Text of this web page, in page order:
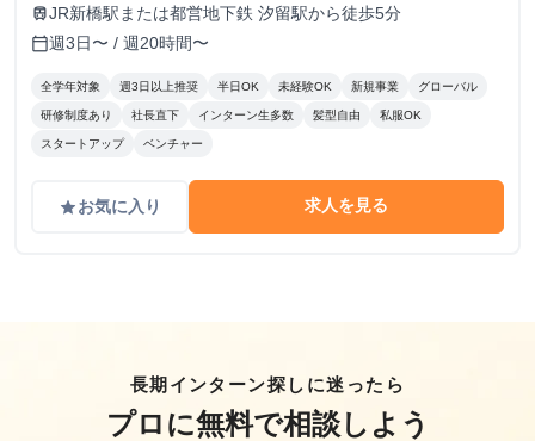
trainJR新橋駅または都営地下鉄 汐留駅から徒歩5分
calendar_today週3日〜 / 週20時間〜
全学年対象 週3日以上推奨 半日OK 未経験OK 新規事業 グローバル
研修制度あり 社長直下 インターン生多数 髪型自由 私服OK
スタートアップ ベンチャー
gradeお気に入り 求人を見る
長期インターン探しに迷ったら
プロに無料で相談しよう